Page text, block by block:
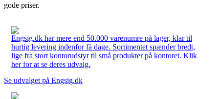
gode priser.
Engsig.dk har mere end 50.000 varenumre på lager, klar til
hurtig levering indenfor få dage. Sortimentet spænder bredt,
lige fra stort kontorudstyr til små produkter på kontoret. Klik
her for at se deres udvalg.
Se udvalget på Engsig.dk